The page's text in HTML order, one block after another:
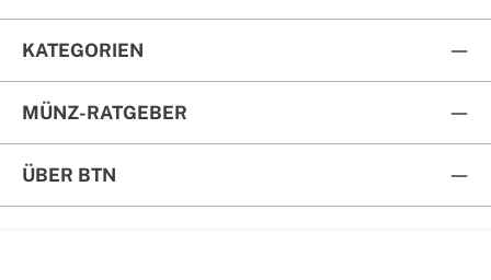
KATEGORIEN
MÜNZ-RATGEBER
ÜBER BTN